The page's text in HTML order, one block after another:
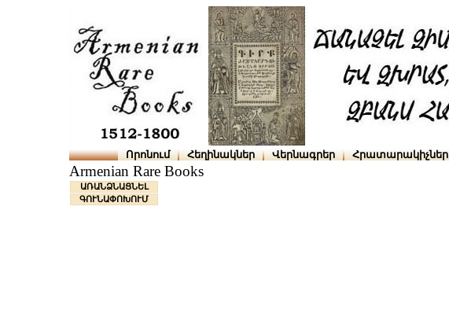
Որոնում Հեղինակներ Վերնագրեր Հրատարակիչներ
Armenian Rare Books
ԱՌԱՆՁՆԱՑՆԵԼ
ԳՈՒՆԱՓՈԽՈՒՄ